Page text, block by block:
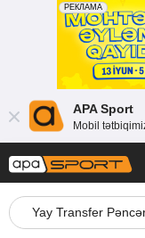
APA Sport
Mobil
Yay Transfer